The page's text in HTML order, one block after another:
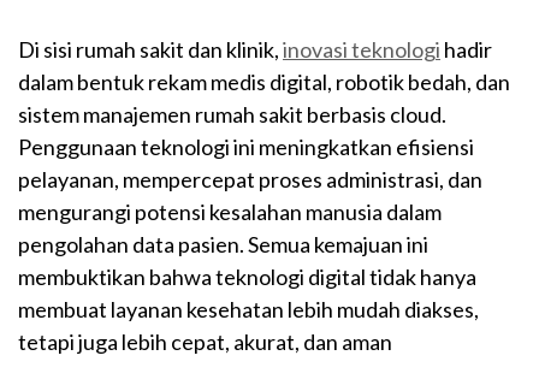
Di sisi rumah sakit dan klinik,inovasi teknologi hadir
dalam bentuk rekam medis digital, robotik bedah, dan
sistem manajemen rumah sakit berbasis cloud.
Penggunaan teknologi ini meningkatkan efisiensi
pelayanan, mempercepat proses administrasi, dan
mengurangi potensi kesalahan manusia dalam
pengolahan data pasien. Semua kemajuan ini
membuktikan bahwa teknologi digital tidak hanya
membuat layanan kesehatan lebih mudah diakses,
tetapi juga lebih cepat, akurat, dan aman